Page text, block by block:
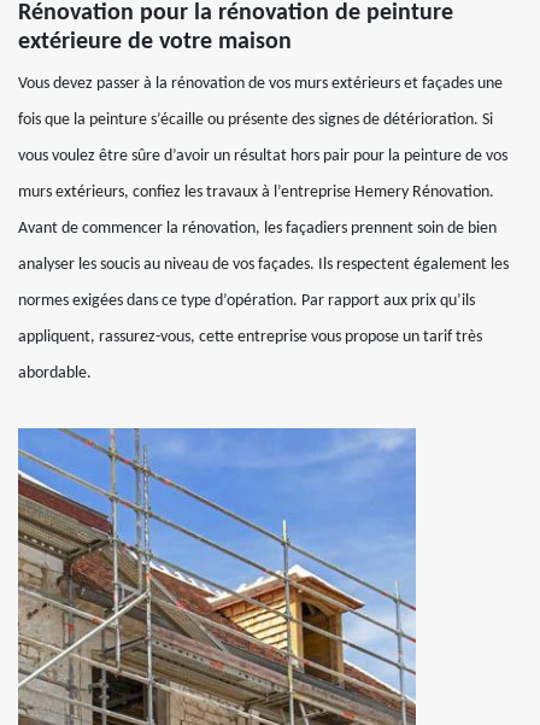
Rénovation pour la rénovation de peinture
extérieure de votre maison
Vous devez passer à la rénovation de vos murs extérieurs et façades une
fois que la peinture s’écaille ou présente des signes de détérioration. Si
vous voulez être sûre d’avoir un résultat hors pair pour la peinture de vos
murs extérieurs, confiez les travaux à l’entreprise Hemery Rénovation.
Avant de commencer la rénovation, les façadiers prennent soin de bien
analyser les soucis au niveau de vos façades. Ils respectent également les
normes exigées dans ce type d’opération. Par rapport aux prix qu’ils
appliquent, rassurez-vous, cette entreprise vous propose un tarif très
abordable.